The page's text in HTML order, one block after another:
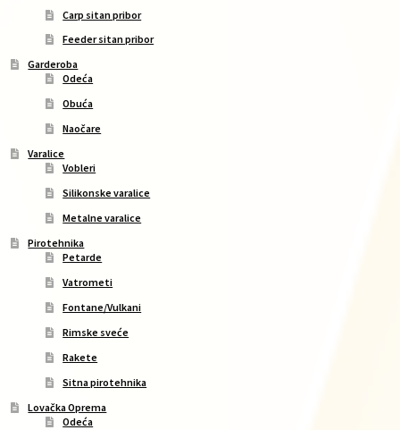
Carp sitan pribor
Feeder sitan pribor
Garderoba
Odeća
Obuća
Naočare
Varalice
Vobleri
Silikonske varalice
Metalne varalice
Pirotehnika
Petarde
Vatrometi
Fontane/Vulkani
Rimske sveće
Rakete
Sitna pirotehnika
Lovačka Oprema
Odeća